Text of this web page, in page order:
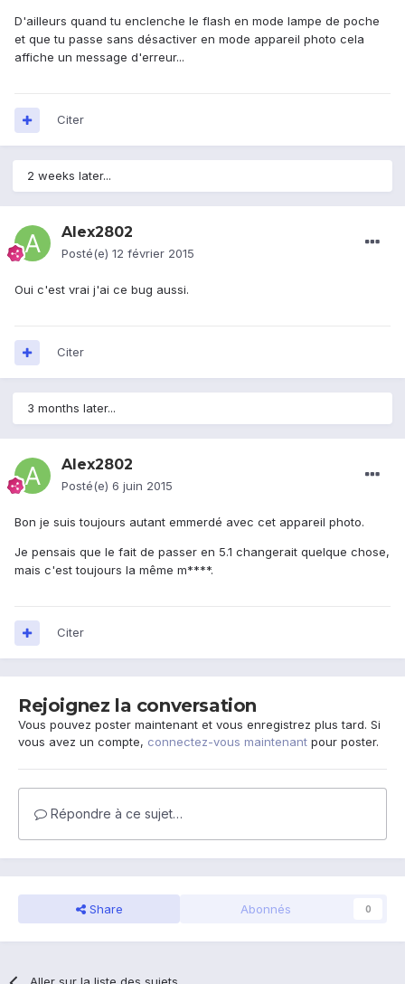
D'ailleurs quand tu enclenche le flash en mode lampe de poche
et que tu passe sans désactiver en mode appareil photo cela
affiche un message d'erreur...
Citer
2 weeks later...
Alex2802
Posté(e) 12 février 2015
Oui c'est vrai j'ai ce bug aussi.
Citer
3 months later...
Alex2802
Posté(e) 6 juin 2015
Bon je suis toujours autant emmerdé avec cet appareil photo.
Je pensais que le fait de passer en 5.1 changerait quelque chose,
mais c'est toujours la même m****.
Citer
Rejoignez la conversation
Vous pouvez poster maintenant et vous enregistrez plus tard. Si
vous avez un compte, connectez-vous maintenant pour poster.
Répondre à ce sujet…
Share Abonnés 0